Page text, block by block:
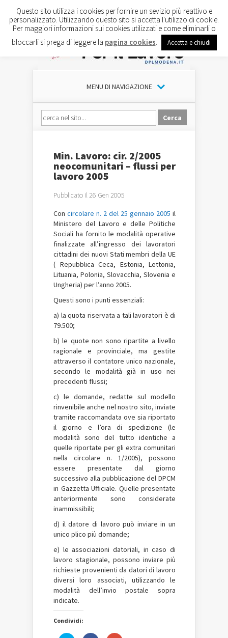
MENU DI NAVIGAZIONE
Min. Lavoro: cir. 2/2005
neocomunitari – flussi per
lavoro 2005
Pubblicato il 26 Gen 2005
Con circolare n. 2 del 25 gennaio 2005 il
Ministero del Lavoro e delle Politiche
Sociali ha fornito le modalità operative
finalizzate all’ingresso dei lavoratori
cittadini dei nuovi Stati membri della UE
( Repubblica Ceca, Estonia, Lettonia,
Lituania, Polonia, Slovacchia, Slovenia e
Ungheria) per l’anno 2005.
Questi sono i punti essenziali:
a) la quota riservata a tali lavoratori è di
79.500;
b) le quote non sono ripartite a livello
ragionale e provinciale, ma gestite
attraverso il contatore unico nazionale,
secondo le modalità già in uso nei
precedenti flussi;
c) le domande, redatte sul modello
rinvenibile anche nel nostro sito, inviate
tramite raccomandata ove sia riportato
il giorno e l’ora di spedizione (le
modalità sono del tutto identiche a
quelle riportate per gli extra comunitari
nella circolare n. 1/2005), possono
essere presentate dal giorno
successivo alla pubblicazione del DPCM
in Gazzetta Ufficiale. Quelle presentate
anteriormente sono considerate
inammissibili;
d) il datore di lavoro può inviare in un
unico plico più domande;
e) le associazioni datoriali, in caso di
lavoro stagionale, possono inviare più
richieste provenienti da datori di lavoro
diversi loro associati, utilizzando le
modalità dell’invio postale sopra
indicate.
Condividi:
Questo sito utilizza i cookies per fornire un sevizio più reattivo e
personalizzato. Utilizzando questo sito si accetta l'utilizzo di cookie.
Per maggiori informazioni sui cookies utilizzati e come eliminarli o
bloccarli si prega di leggere la pagina cookies Accetta e chiudi